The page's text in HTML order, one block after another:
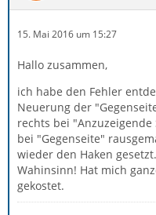
15. Mai 2016 um 15:27
Hallo zusammen,
ich habe den Fehler
Neuerung der
rechts bei
bei "Gegenseite"
wieder den Haken gesetzt.
Wahinsinn! Hat mich
gekostet.